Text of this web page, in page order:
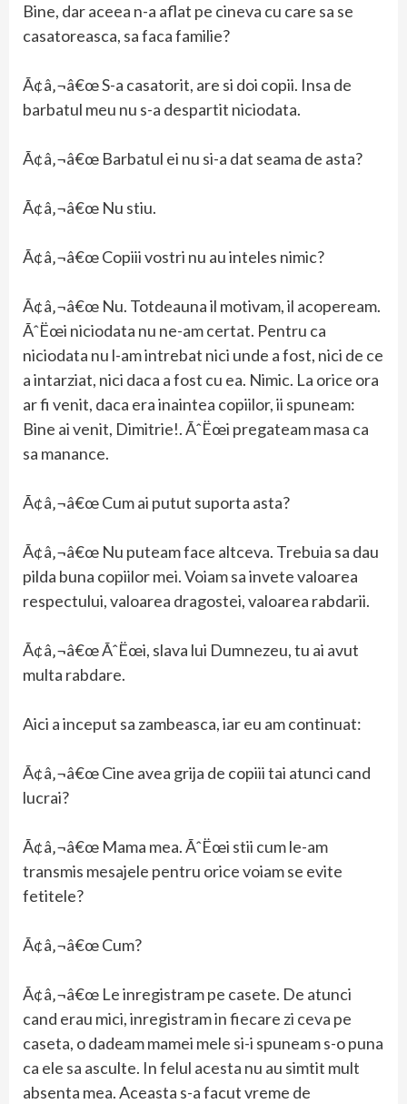
Bine, dar aceea n-a aflat pe cineva cu care sa se
casatoreasca, sa faca familie?
Ã¢â‚¬â€œ S-a casatorit, are si doi copii. Insa de
barbatul meu nu s-a despartit niciodata.
Ã¢â‚¬â€œ Barbatul ei nu si-a dat seama de asta?
Ã¢â‚¬â€œ Nu stiu.
Ã¢â‚¬â€œ Copiii vostri nu au inteles nimic?
Ã¢â‚¬â€œ Nu. Totdeauna il motivam, il acopeream.
ÃˆËœi niciodata nu ne-am certat. Pentru ca
niciodata nu l-am intrebat nici unde a fost, nici de ce
a intarziat, nici daca a fost cu ea. Nimic. La orice ora
ar fi venit, daca era inaintea copiilor, ii spuneam:
Bine ai venit, Dimitrie!. ÃˆËœi pregateam masa ca
sa manance.
Ã¢â‚¬â€œ Cum ai putut suporta asta?
Ã¢â‚¬â€œ Nu puteam face altceva. Trebuia sa dau
pilda buna copiilor mei. Voiam sa invete valoarea
respectului, valoarea dragostei, valoarea rabdarii.
Ã¢â‚¬â€œ ÃˆËœi, slava lui Dumnezeu, tu ai avut
multa rabdare.
Aici a inceput sa zambeasca, iar eu am continuat:
Ã¢â‚¬â€œ Cine avea grija de copiii tai atunci cand
lucrai?
Ã¢â‚¬â€œ Mama mea. ÃˆËœi stii cum le-am
transmis mesajele pentru orice voiam se evite
fetitele?
Ã¢â‚¬â€œ Cum?
Ã¢â‚¬â€œ Le inregistram pe casete. De atunci
cand erau mici, inregistram in fiecare zi ceva pe
caseta, o dadeam mamei mele si-i spuneam s-o puna
ca ele sa asculte. In felul acesta nu au simtit mult
absenta mea. Aceasta s-a facut vreme de